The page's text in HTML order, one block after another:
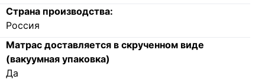
Страна производства:
Россия
Матрас доставляется в скрученном виде
(вакуумная упаковка)
Да